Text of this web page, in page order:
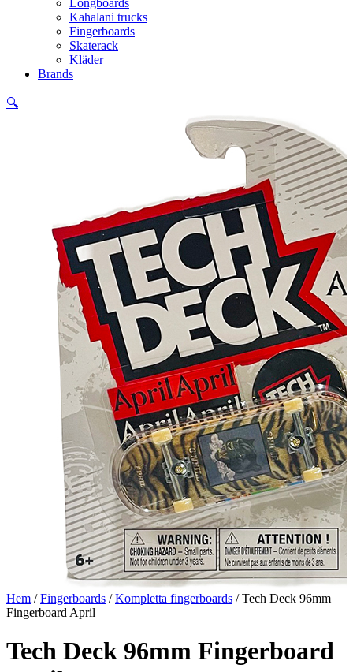
Kahalani trucks
Fingerboards
Skaterack
Kläder
Brands
🔍
Hem /Fingerboards /Kompletta fingerboards / Tech Deck 96mm
Fingerboard April
Tech Deck 96mm Fingerboard